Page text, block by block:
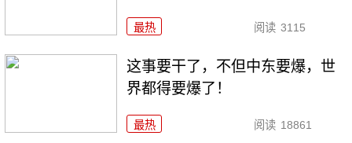
最热 阅读 3115
这事要干了，不但中东要爆，世
界都得要爆了！
最热 阅读 18861